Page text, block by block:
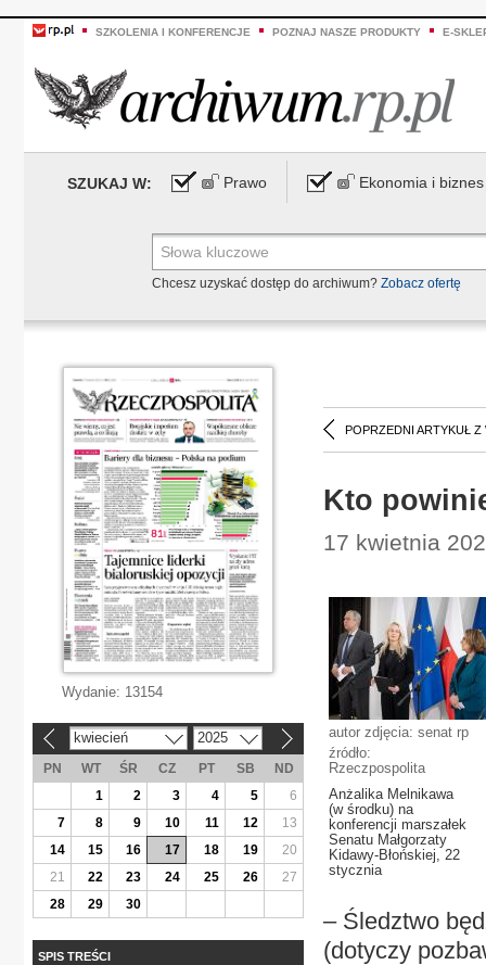
SZKOLENIA I KONFERENCJE POZNAJ NASZE PRODUKTY E-
SZUKAJ W: Prawo Ekonomia i biznes
Chcesz uzyskać dostęp do archiwum? Zobacz ofertę
POPRZEDNI ARTYKUŁ Z
Kto
17 kwietnia
autor zdjęcia: senat rp
źródło:
Rzeczpospolita
Anżalika Melnikawa
(w środku) na
konferencji marszałek
Senatu Małgorzaty
Kidawy-Błońskiej, 22
stycznia
– Śledztwo
(dotyczy
Wydanie: 13154
kwiecień 2025
PN WT ŚR CZ PT SB
ND
1
2 3 4 5
6
7
8 9 10 11 12
13
14
15 16 17 18 19
20
21
22 23 24 25 26
27
28
29 30
SPIS TREŚCI